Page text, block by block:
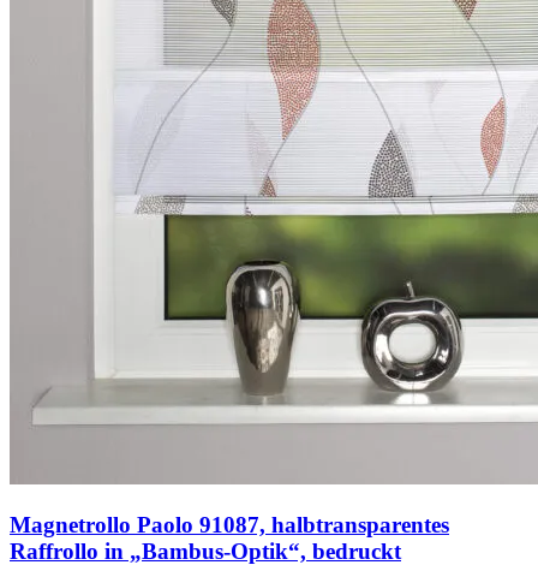
Magnetrollo Paolo 91087, halbtransparentes
Raffrollo in „Bambus-Optik“, bedruckt